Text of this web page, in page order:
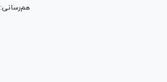
هم‌رسانی: